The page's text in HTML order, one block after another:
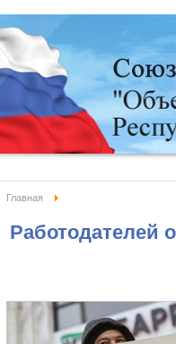
Главная
Работодателей